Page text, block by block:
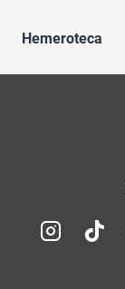
Hemeroteca
Redes